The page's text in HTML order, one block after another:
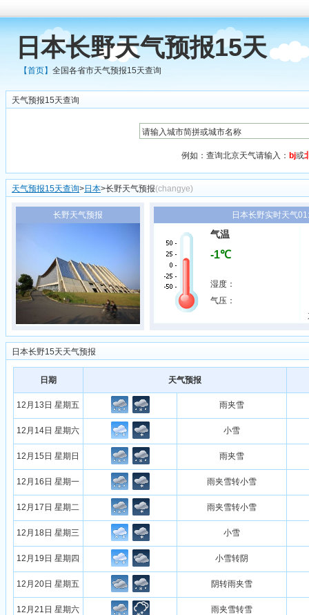
日本长野天气预报15天
【首页】全国各省市天气预报15天查询
天气预报15天查询
例如：查询北京天气请输入： bj或
天气预报15天查询>日本>长野天气预报(changye)
长野天气预报 日本长野实时天气
气温
-1℃
湿度：
气压：
日本长野15天天气预报
日期 天气预报
12月13日 星期五 雨夹雪
12月14日 星期六 小雪
12月15日 星期日 雨夹雪
12月16日 星期一 雨夹雪转小雪
12月17日 星期二 雨夹雪转小雪
12月18日 星期三 小雪
12月19日 星期四 小雪转阴
12月20日 星期五 阴转雨夹雪
12月21日 星期六 雨夹雪转雪